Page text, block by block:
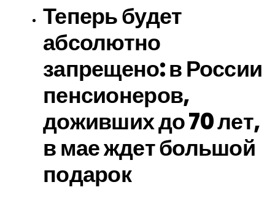
Теперь будет
абсолютно
запрещено: в России
пенсионеров,
доживших до 70 лет,
в мае ждет большой
подарок